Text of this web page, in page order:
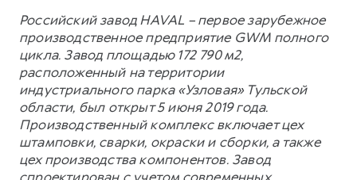
Российский завод HAVAL – первое зарубежное
производственное предприятие GWM полного
цикла. Завод площадью 172 790 м2,
расположенный на территории
индустриального парка «Узловая» Тульской
области, был открыт 5 июня 2019 года.
Производственный комплекс включает цех
штамповки, сварки, окраски и сборки, а также
цех производства компонентов. Завод